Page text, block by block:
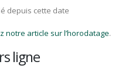
depuis cette date
notre article sur l’horodatage.
ligne